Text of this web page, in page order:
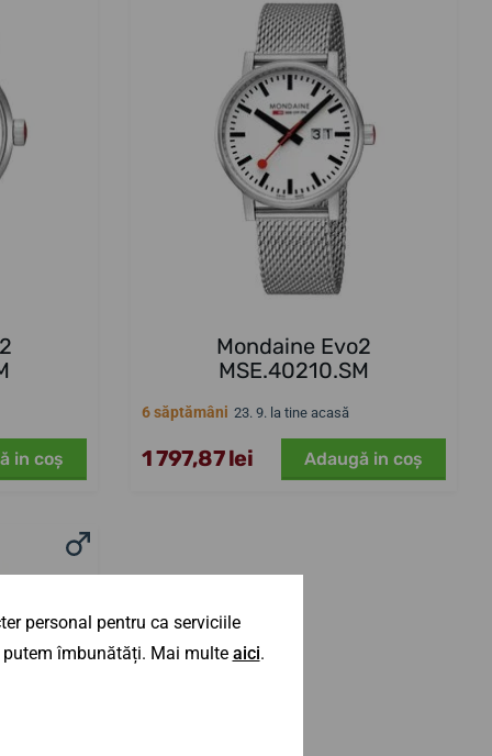
in coş
Mondaine Evo2
MSE.40210.SM
6 săptămâni 23. 9. la tine acasă
1 797,87 lei Adaugă in coş
personal pentru ca serviciile
îmbunătăți. Mai multe aici.